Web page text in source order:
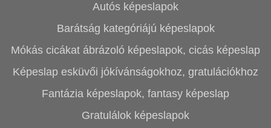
Autós képeslapok
Barátság kategóriájú képeslapok
Mókás cicákat ábrázoló képeslapok, cicás képeslap
Képeslap esküvői jókívánságokhoz, gratulációkhoz
Fantázia képeslapok, fantasy képeslap
Gratulálok képeslapok